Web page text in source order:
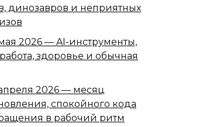
динозавров и неприятных
2026 — AI-инструменты,
здоровье и обычная
2026 — месяц
спокойного кода
в рабочий ритм